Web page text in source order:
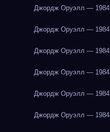
Джордж Оруэлл — 1984
Джордж Оруэлл — 1984
Джордж Оруэлл — 1984
Джордж Оруэлл — 1984
Джордж Оруэлл — 1984
Джордж Оруэлл — 1984